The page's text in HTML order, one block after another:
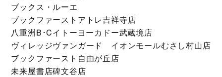
ブックス・ルーエ
ブックファーストアトレ吉祥寺店
八重洲B･Cイトーヨーカドー武蔵境店
ヴィレッジヴァンガード イオンモールむさし村山店
ブックファースト自由が丘店
未来屋書店碑文谷店